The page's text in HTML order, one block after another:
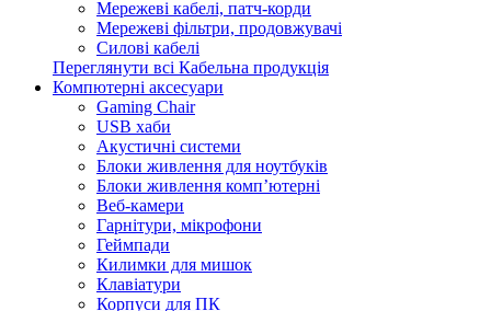
Мережеві кабелі, патч-корди
Мережеві фільтри, продовжувачі
Силові кабелі
Переглянути всі Кабельна продукція
Компютерні аксесуари
Gaming Chair
USB хаби
Акустичні системи
Блоки живлення для ноутбуків
Блоки живлення комп’ютерні
Веб-камери
Гарнітури, мікрофони
Геймпади
Килимки для мишок
Клавіатури
Корпуси для ПК